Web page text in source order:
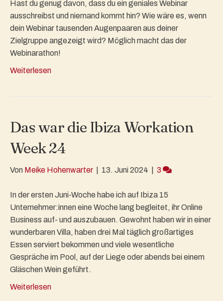
Hast du genug davon, dass du ein geniales Webinar
ausschreibst und niemand kommt hin? Wie wäre es, wenn
dein Webinar tausenden Augenpaaren aus deiner
Zielgruppe angezeigt wird? Möglich macht das der
Webinarathon!
Weiterlesen
Das war die Ibiza Workation
Week 24
Von Meike Hohenwarter 13. Juni 2024 3
In der ersten Juni-Woche habe ich auf Ibiza 15
Unternehmer:innen eine Woche lang begleitet, ihr Online
Business auf- und auszubauen. Gewohnt haben wir in einer
wunderbaren Villa, haben drei Mal täglich großartiges
Essen serviert bekommen und viele wesentliche
Gespräche im Pool, auf der Liege oder abends bei einem
Gläschen Wein geführt.
Weiterlesen